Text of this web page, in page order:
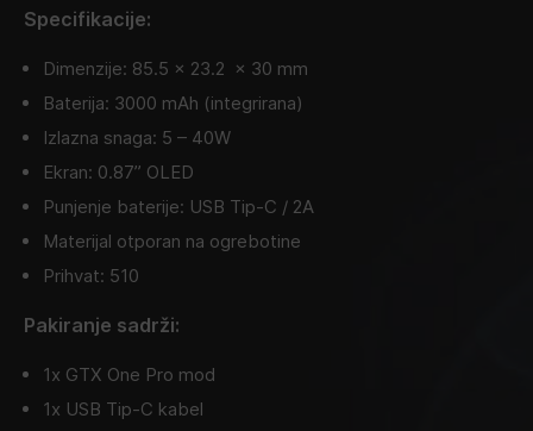
Specifikacije:
Dimenzije: 85.5 x 23.2 x 30 mm
Baterija: 3000 mAh (integrirana)
Izlazna snaga: 5 – 40W
Ekran: 0.87” OLED
Punjenje baterije: USB Tip-C / 2A
Materijal otporan na ogrebotine
Prihvat: 510
Pakiranje sadrži:
1x GTX One Pro mod
1x USB Tip-C kabel